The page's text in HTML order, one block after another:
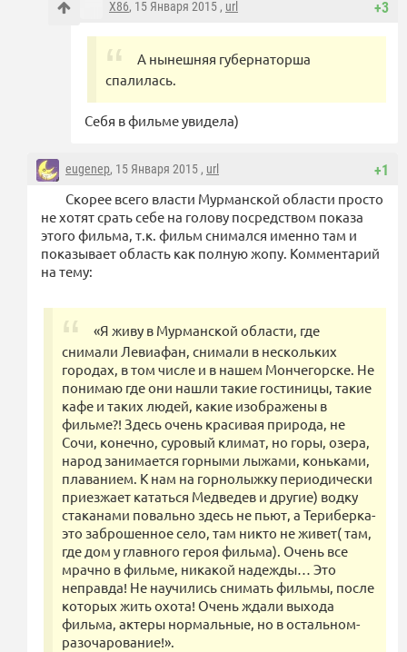
+3
X86, 15 Января 2015 , url
А нынешняя губернаторша
спалилась.
Себя в фильме увидела)
+1
eugenep, 15 Января 2015 , url
Скорее всего власти Мурманской области просто
не хотят срать себе на голову посредством показа
этого фильма, т.к. фильм снимался именно там и
показывает область как полную жопу. Комментарий
на тему:
«Я живу в Мурманской области, где
снимали Левиафан, снимали в нескольких
городах, в том числе и в нашем Мончегорске. Не
понимаю где они нашли такие гостиницы, такие
кафе и таких людей, какие изображены в
фильме?! Здесь очень красивая природа, не
Сочи, конечно, суровый климат, но горы, озера,
народ занимается горными лыжами, коньками,
плаванием. К нам на горнолыжку периодически
приезжает кататься Медведев и другие) водку
стаканами повально здесь не пьют, а Териберка-
это заброшенное село, там никто не живет( там,
где дом у главного героя фильма). Очень все
мрачно в фильме, никакой надежды… Это
неправда! Не научились снимать фильмы, после
которых жить охота! Очень ждали выхода
фильма, актеры нормальные, но в остальном-
разочарование!».